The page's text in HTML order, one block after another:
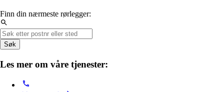
Finn din nærmeste rørlegger:
Søk
Les mer om våre tjenester: